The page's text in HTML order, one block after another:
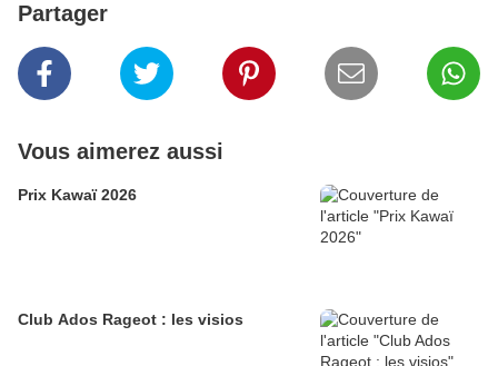
Partager
Vous aimerez aussi
Prix Kawaï 2026
Club Ados Rageot : les visios